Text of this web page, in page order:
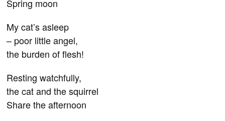
Spring moon
My cat’s asleep
– poor little angel,
the burden of flesh!
Resting watchfully,
the cat and the squirrel
Share the afternoon